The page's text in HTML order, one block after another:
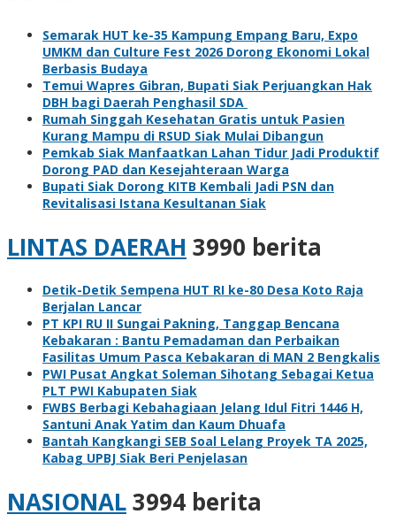
Semarak HUT ke-35 Kampung Empang Baru, Expo
UMKM dan Culture Fest 2026 Dorong Ekonomi Lokal
Berbasis Budaya
Temui Wapres Gibran, Bupati Siak Perjuangkan Hak
DBH bagi Daerah Penghasil SDA
Rumah Singgah Kesehatan Gratis untuk Pasien
Kurang Mampu di RSUD Siak Mulai Dibangun
Pemkab Siak Manfaatkan Lahan Tidur Jadi Produktif
Dorong PAD dan Kesejahteraan Warga
Bupati Siak Dorong KITB Kembali Jadi PSN dan
Revitalisasi Istana Kesultanan Siak
LINTAS DAERAH 3990 berita
Detik-Detik Sempena HUT RI ke-80 Desa Koto Raja
Berjalan Lancar
PT KPI RU II Sungai Pakning, Tanggap Bencana
Kebakaran : Bantu Pemadaman dan Perbaikan
Fasilitas Umum Pasca Kebakaran di MAN 2 Bengkalis
PWI Pusat Angkat Soleman Sihotang Sebagai Ketua
PLT PWI Kabupaten Siak
FWBS Berbagi Kebahagiaan Jelang Idul Fitri 1446 H,
Santuni Anak Yatim dan Kaum Dhuafa
Bantah Kangkangi SEB Soal Lelang Proyek TA 2025,
Kabag UPBJ Siak Beri Penjelasan
NASIONAL3994 berita